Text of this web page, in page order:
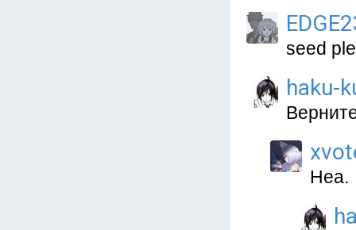
seed
haku-
Неа.